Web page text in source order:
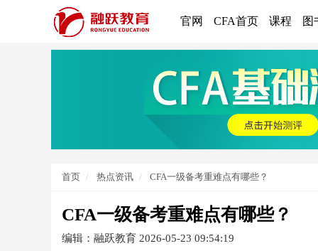
官网 CFA首页 课程 图
首页 热点资讯 CFA一级备考重难点有哪些？
CFA一级备考重难点有哪些？
编辑：融跃教育 2026-05-23 09:54:19